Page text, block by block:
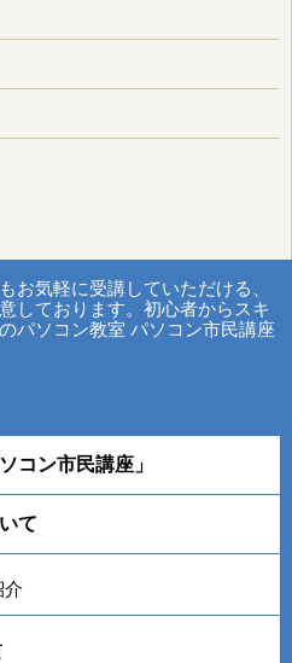
お気軽に受講していただける、
しております。初心者からスキ
パソコン教室 パソコン市民講座
コン市民講座」
て
介